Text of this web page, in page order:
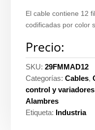
El cable contiene 12
codificadas por color
Precio:
SKU:29FMMAD12
Categorías:Cables,
control y
Alambres
Etiqueta: Industria